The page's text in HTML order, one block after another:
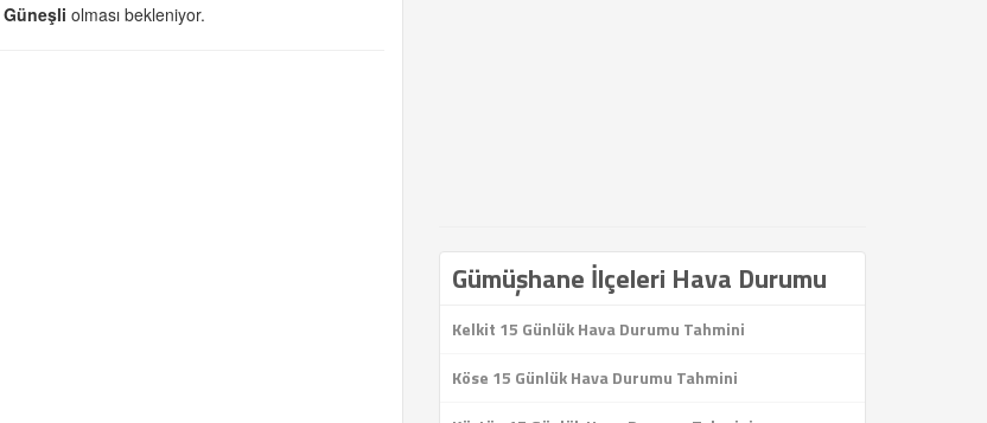
Güneşli olması bekleniyor.
Gümüşhane İlçeleri Hava Durumu
Kelkit 15 Günlük Hava Durumu Tahmini
Köse 15 Günlük Hava Durumu Tahmini